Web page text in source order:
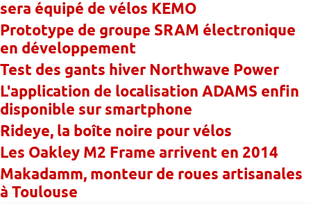
sera équipé de vélos KEMO
Prototype de groupe SRAM électronique
en développement
Test des gants hiver Northwave Power
L'application de localisation ADAMS enfin
disponible sur smartphone
Rideye, la boîte noire pour vélos
Les Oakley M2 Frame arrivent en 2014
Makadamm, monteur de roues artisanales
à Toulouse